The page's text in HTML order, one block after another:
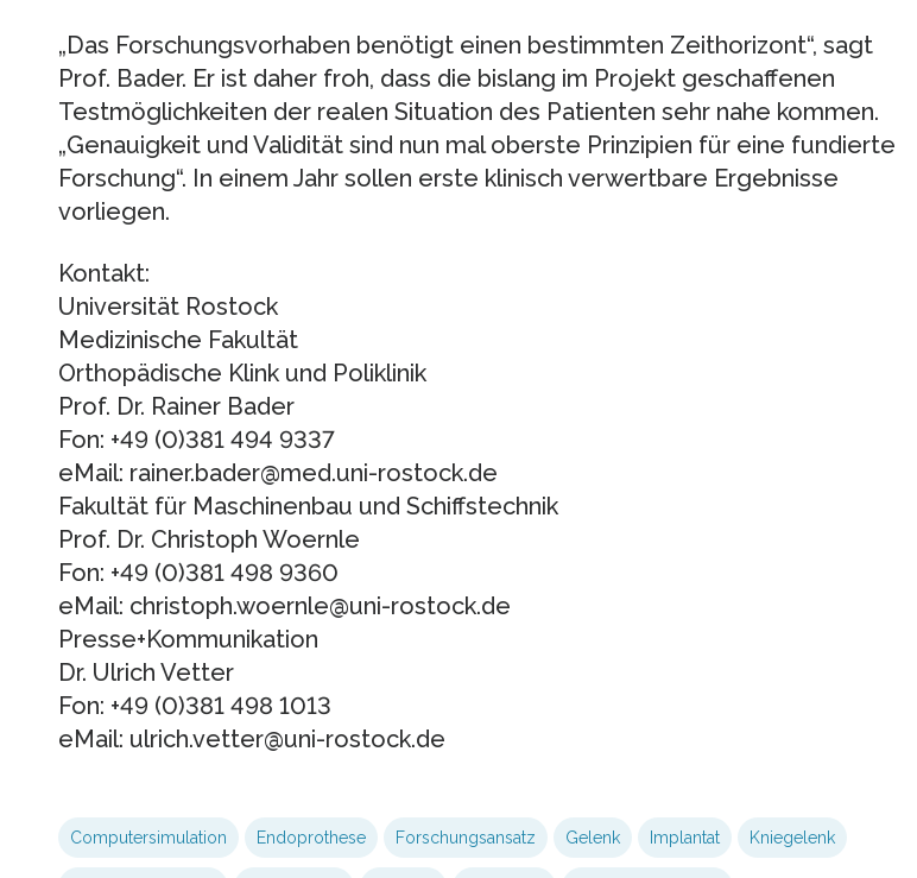
„Das Forschungsvorhaben benötigt einen bestimmten Zeithorizont“, sagt
Prof. Bader. Er ist daher froh, dass die bislang im Projekt geschaffenen
Testmöglichkeiten der realen Situation des Patienten sehr nahe kommen.
„Genauigkeit und Validität sind nun mal oberste Prinzipien für eine fundierte
Forschung“. In einem Jahr sollen erste klinisch verwertbare Ergebnisse
vorliegen.
Kontakt:
Universität Rostock
Medizinische Fakultät
Orthopädische Klink und Poliklinik
Prof. Dr. Rainer Bader
Fon: +49 (0)381 494 9337
eMail: rainer.bader@med.uni-rostock.de
Fakultät für Maschinenbau und Schiffstechnik
Prof. Dr. Christoph Woernle
Fon: +49 (0)381 498 9360
eMail: christoph.woernle@uni-rostock.de
Presse+Kommunikation
Dr. Ulrich Vetter
Fon: +49 (0)381 498 1013
eMail: ulrich.vetter@uni-rostock.de
Computersimulation Endoprothese Forschungsansatz Gelenk Implantat Kniegelenk